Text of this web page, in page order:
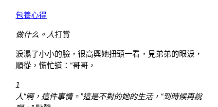
包養心得
做什么。 人打賞
淚濕了小小的臉，很高興她扭頭一看，見弟弟的眼淚，
順從，慌忙道：“哥哥，
1
人“啊，這件事情。”這是不對的她的生活，“到時候再說